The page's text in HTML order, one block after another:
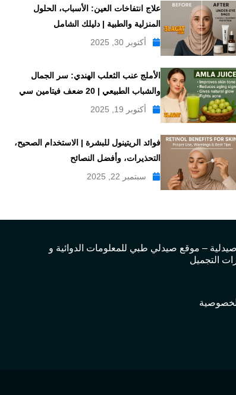
علاج انتفاخات العين: الأسباب، الحلول
المنزلية والطبية | دليلك الشامل
أكتوبر 30, 2025
الأملج عنب الثعلب الهندي: سر الجمال
والشباب الطبيعي | 20 ضعف فيتامين سي
أكتوبر 19, 2025
فوائد الريتينول للبشرة | الاستخدام الصحيح،
التحذيرات، وأفضل النصائح
سبتمبر 22, 2025
– موقع صيدلي طبي للمعلومات الدوائية و
التجميل